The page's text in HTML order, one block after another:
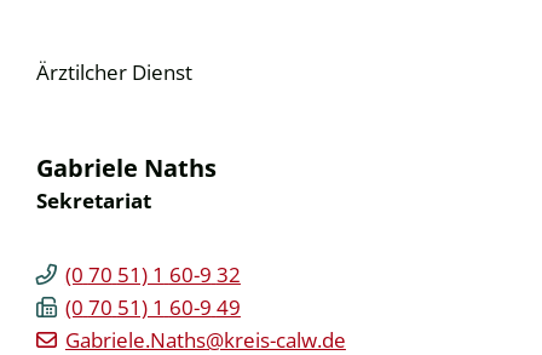
Ärztilcher Dienst
Gabriele Naths
Sekretariat
(0 70 51) 1 60-9 32
(0 70 51) 1 60-9 49
Gabriele.Naths@kreis-calw.de